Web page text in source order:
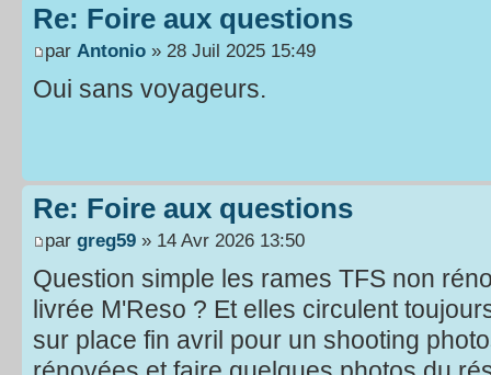
Re: Foire aux questions
par Antonio » 28 Juil 2025 15:49
Oui sans voyageurs.
Re: Foire aux questions
par greg59 » 14 Avr 2026 13:50
Question simple les rames TFS non
livrée M'Reso ? Et elles circulent
sur place fin avril pour un shooting